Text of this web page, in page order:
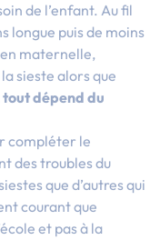
de l’enfant. Au fil
longue puis de moins
maternelle,
sieste alors que
tout dépend du
compléter le
des troubles du
que d’autres qui
courant que
et pas à la